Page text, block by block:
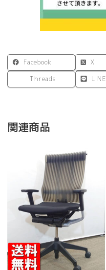
Facebook X
Threads
LINE
関連商品